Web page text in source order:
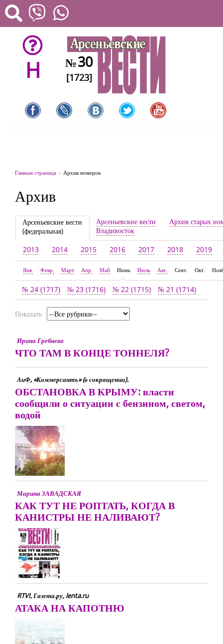
H №30
[1723]
Главная страница Архив номеров
Архив
Арсеньевские вести
(федеральная)
Арсеньевские вести
Владивосток
Архив старых
2013 2014 2015 2016 2017 2018 2019
Янв. Февр. Март Апр. Май Июнь Июль Авг. Сент. Окт.
№ 24 (1717) № 23 (1716) № 22 (1715) № 21 (1714)
Показать
Ирина Гребнева
ЧТО ТАМ В КОНЦЕ ТОННЕЛЯ?
АиФ, «Коммерсантъ» (в сокращении).
ОБСТАНОВКА В КРЫМУ: власти
сообщили о ситуации с бензином, светом,
водой
Марина ЗАВАДСКАЯ
КАК ТУТ НЕ РОПТАТЬ, КОГДА В
КАНИСТРЫ НЕ НАЛИВАЮТ?
RTVI, Газета.ру, lenta.ru
АТАКА НА КАПОТНЮ